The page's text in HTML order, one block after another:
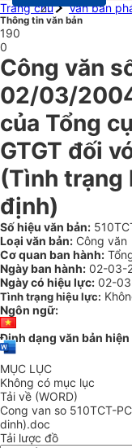
Trang chủ
Văn bản
Thông tin văn bản
190
0
Công văn
02/03/
của Tổng
GTGT đối
(Tình trạng
định)
Số hiệu văn bản:
Loại văn bản: Công văn
Cơ quan ban hành:
Ngày ban hành: 02-03-
Ngày có hiệu lực: 02-
Tình trạng hiệu lực:
Ngôn ngữ:
Định dạng văn bản hiện
MỤC LỤC
Không có mục lục
Tải về (WORD)
Cong van so 510TCT-
dinh).doc
Tải lược đồ